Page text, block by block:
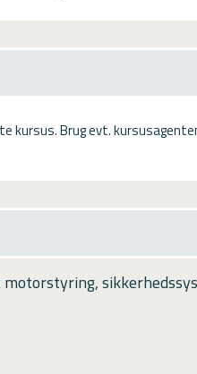
kursus. Brug evt.